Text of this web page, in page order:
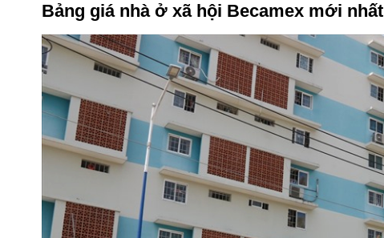
Bảng giá nhà ở xã hội Becamex mới nhất